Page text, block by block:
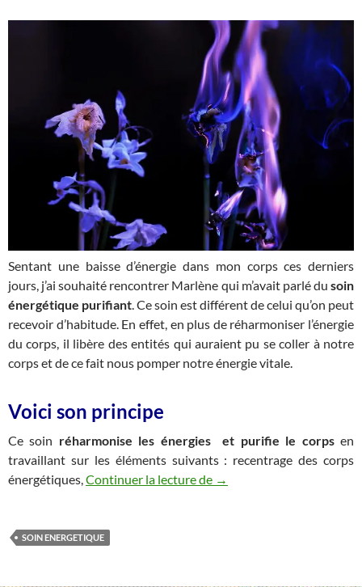
Sentant une baisse d’énergie dans mon corps ces derniers
jours, j’ai souhaité rencontrer Marlène qui m’avait parlé du soin
énergétique purifiant. Ce soin est différent de celui qu’on peut
recevoir d’habitude. En effet, en plus de réharmoniser l’énergie
du corps, il libère des entités qui auraient pu se coller à notre
corps et de ce fait nous pomper notre énergie vitale.
Voici son principe
Ce soin réharmonise les énergies et purifie le corpsen
travaillant sur les éléments suivants : recentrage des corps
énergétiques,Continuer la lecture de J’ai teste pour vous…le
→
SOIN ENERGETIQUE